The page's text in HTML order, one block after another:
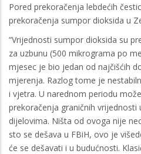
Pored prekoračenja lebdećih
prekoračenja sumpor dioksida u
“Vrijednosti sumpor dioksida su
za uzbunu (500 mikrograma po
mjesec je bio jedan od najčišćih
mjerenja. Razlog tome je
i vjetra. U narednom periodu
prekoračenja graničnih
dijelovima. Ništa od ovoga nije
sto se dešava u FBiH, ovo je
će se dešavati i u budućnosti.